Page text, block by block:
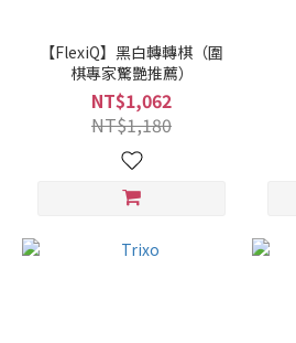
【FlexiQ】黑白轉轉棋（圍
棋專家驚艷推薦）
NT$1,062
NT$1,180